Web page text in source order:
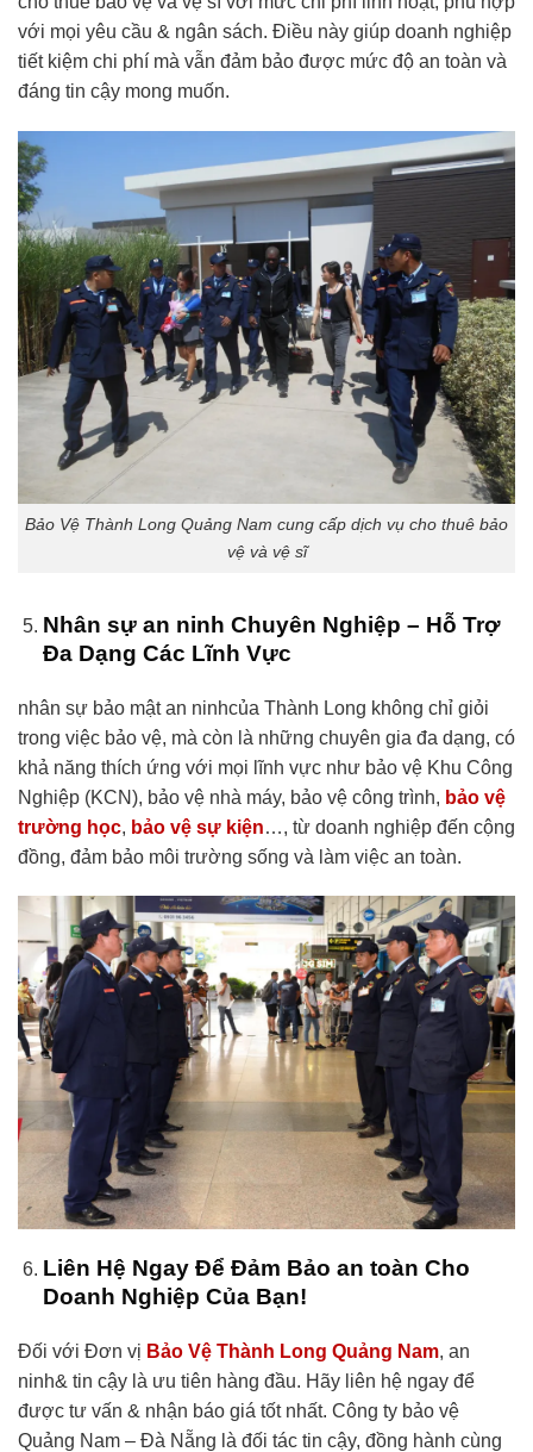
với mọi yêu cầu & ngân sách. Điều này giúp doanh nghiệp
tiết kiệm chi phí mà vẫn đảm bảo được mức độ an toàn và
đáng tin cậy mong muốn.
Bảo Vệ Thành Long Quảng Nam cung cấp dịch vụ cho thuê bảo
vệ và vệ sĩ
Nhân sự an ninh Chuyên Nghiệp – Hỗ Trợ
Đa Dạng Các Lĩnh Vực
nhân sự bảo mật an ninhcủa Thành Long không chỉ giỏi
trong việc bảo vệ, mà còn là những chuyên gia đa dạng, có
khả năng thích ứng với mọi lĩnh vực như bảo vệ Khu Công
Nghiệp (KCN), bảo vệ nhà máy, bảo vệ công trình, bảo vệ
trường học, bảo vệ sự kiện…, từ doanh nghiệp đến cộng
đồng, đảm bảo môi trường sống và làm việc an toàn.
Liên Hệ Ngay Để Đảm Bảo an toàn Cho
Doanh Nghiệp Của Bạn!
Đối với Đơn vị Bảo Vệ Thành Long Quảng Nam, an
ninh& tin cậy là ưu tiên hàng đầu. Hãy liên hệ ngay để
được tư vấn & nhận báo giá tốt nhất. Công ty bảo vệ
Quảng Nam – Đà Nẵng là đối tác tin cậy, đồng hành cùng